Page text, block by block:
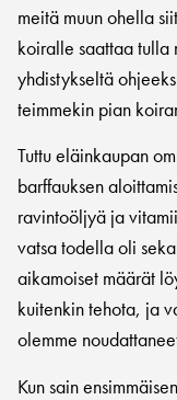
meitä muun ohella
koiralle saattaa tulla
yhdistykseltä
teimmekin pian
Tuttu eläinkaupan
barffauksen
ravintoöljyä ja
vatsa todella oli
aikamoiset määrät
kuitenkin tehota, ja
olemme
Kun sain